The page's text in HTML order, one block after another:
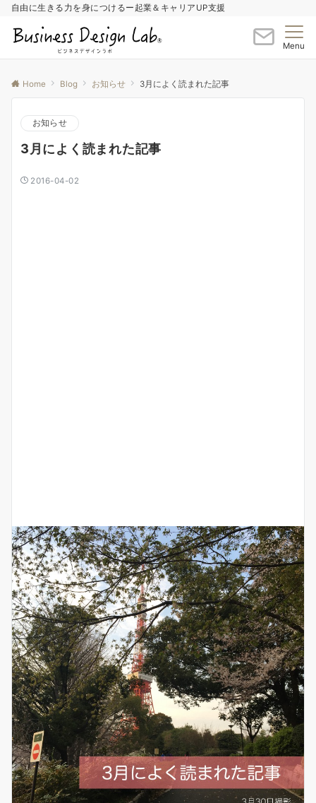
自由に生きる力を身につけるー起業＆キャリアUP支援
Menu
Home Blog お知らせ 3月によく読まれた記事
お知らせ
3月によく読まれた記事
2016-04-02